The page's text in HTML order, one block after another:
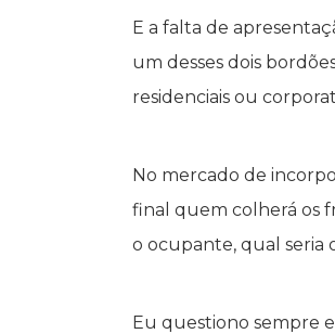
E a falta de
um desses dois
residenciais ou
No mercado de
final quem colherá os
o ocupante, qual seria
Eu questiono sempre